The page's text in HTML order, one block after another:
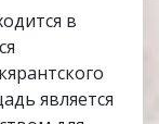
в
является